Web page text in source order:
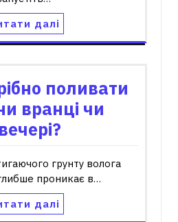
далі
поливати
вранці чи
грунту волога
проникає в…
далі